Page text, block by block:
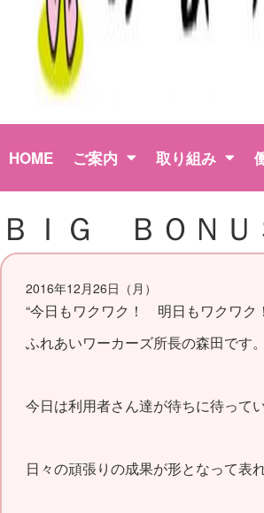
HOME ご案内 取り組み
ＢＩＧ ＢＯＮＵ
2016年12月26日（月）
“今日もワクワク！ 明日もワクワ
ふれあいワーカーズ所長の森田です。
今日は利用者さん達が待ちに待って
日々の頑張りの成果が形となって表